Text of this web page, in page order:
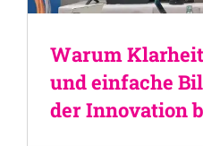
Warum
und einfache
der Innovation